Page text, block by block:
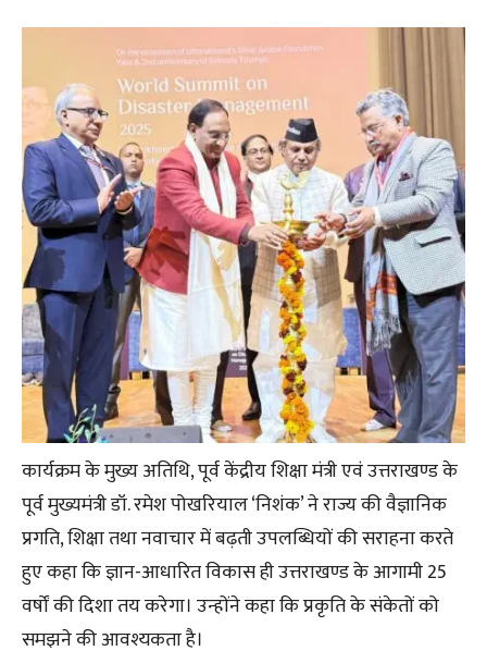
कार्यक्रम के मुख्य अतिथि, पूर्व केंद्रीय शिक्षा मंत्री एवं उत्तराखण्ड के
पूर्व मुख्यमंत्री डॉ. रमेश पोखरियाल ‘निशंक’ ने राज्य की वैज्ञानिक
प्रगति, शिक्षा तथा नवाचार में बढ़ती उपलब्धियों की सराहना करते
हुए कहा कि ज्ञान-आधारित विकास ही उत्तराखण्ड के आगामी 25
वर्षों की दिशा तय करेगा। उन्होंने कहा कि प्रकृति के संकेतों को
समझने की आवश्यकता है।